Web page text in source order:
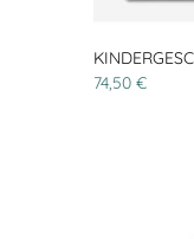
74,50 €